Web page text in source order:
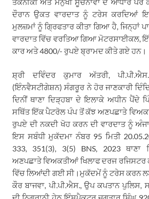
ਦੌਰਾਨ ਉਕਤ ਵਾਰਦਾਤ ਨੂੰ ਟਰੇਸ ਕਰਦਿਆਂ
ਮੁਲਜ਼ਮਾਂ ਨੂੰ ਗ੍ਰਿਫਤਾਰ ਕੀਤਾ ਗਿਆ ਹੈ, ਜਿਨ੍ਹਾਂ
ਵਾਰਦਾਤ ਵਿੱਚ ਵਰਤਿਆ ਗਿਆ ਮੋਟਰਸਾਈਕਲ,
ਕਾਰ ਅਤੇ 4800/- ਰੁਪਏ ਬ੍ਰਾਮਦ ਕੀਤੇ ਗਏ ਹਨ।
ਸ਼੍ਰੀ ਦਵਿੰਦਰ ਕੁਮਾਰ ਅੱਤਰੀ,
(ਇੰਨਵੈਸਟੀਗੇਸ਼ਨ) ਸੰਗਰੂਰ ਨੇ ਹੋਰ ਜਾਣਕਾਰੀ
ਦਿਨੀਂ ਥਾਣਾ ਦਿੜ੍ਹਬਾ ਦੇ ਇਲਾਕੇ ਅਧੀਨ ਪੈਂਦੇ
ਸਥਿੱਤ ਇੱਕ ਪੈਟਰੋਲ ਪੰਪ ਤੋਂ ਕੱਝ ਅਣਪਛਾਤੇ
ਰੁਪਏ ਦੀ ਨਕਦੀ ਖੋਹ ਕਰਨ ਦੀ ਵਾਰਦਾਤ ਨੂੰ
ਇਸ ਸਬੰਧੀ ਮੁਕੱਦਮਾ ਨੰਬਰ 95 ਮਿਤੀ
333, 351(3), 3(5) BNS, 2023 ਥਾਣਾ
ਅਣਪਛਾਤੇ ਵਿਅਕਤੀਆਂ ਖਿਲਾਫ ਦਰਜ
ਵਿੱਚ ਲਿਆਂਦੀ ਗਈ ਸੀ।ਮੁਕੱਦਮੇਂ ਨੂੰ ਟਰੇਸ ਕਰਨ
ਕੌਰ ਬਾਜਵਾ, ਪੀ.ਪੀ.ਐਸ., ਉਪ ਕਪਤਾਨ ਪੁਲਿਸ,